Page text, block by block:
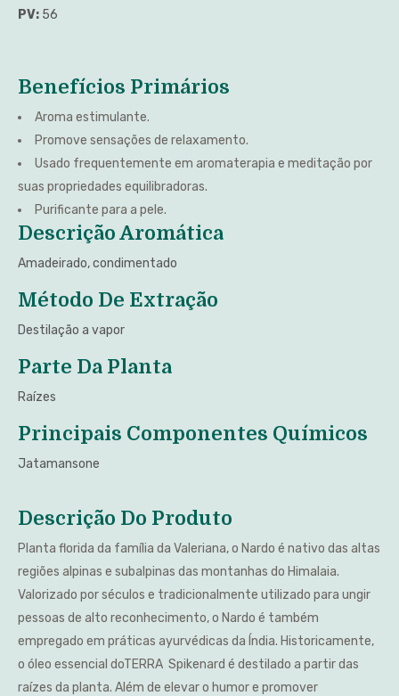
PV: 56
Benefícios Primários
Aroma estimulante.
Promove sensações de relaxamento.
Usado frequentemente em aromaterapia e meditação por
suas propriedades equilibradoras.
Purificante para a pele.
Descrição Aromática
Amadeirado, condimentado
Método De Extração
Destilação a vapor
Parte Da Planta
Raízes
Principais Componentes Químicos
Jatamansone
Descrição Do Produto
Planta florida da família da Valeriana, o Nardo é nativo das altas
regiões alpinas e subalpinas das montanhas do Himalaia.
Valorizado por séculos e tradicionalmente utilizado para ungir
pessoas de alto reconhecimento, o Nardo é também
empregado em práticas ayurvédicas da Índia. Historicamente,
o óleo essencial doTERRA Spikenard é destilado a partir das
raízes da planta. Além de elevar o humor e promover